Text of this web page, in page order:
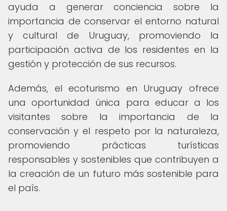
ayuda a generar conciencia sobre la
importancia de conservar el entorno natural
y cultural de Uruguay, promoviendo la
participación activa de los residentes en la
gestión y protección de sus recursos.
Además, el ecoturismo en Uruguay ofrece
una oportunidad única para educar a los
visitantes sobre la importancia de la
conservación y el respeto por la naturaleza,
promoviendo prácticas turísticas
responsables y sostenibles que contribuyen a
la creación de un futuro más sostenible para
el país.